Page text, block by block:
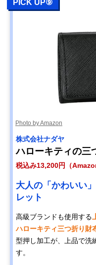
PICK UP⑨
Photo by Amazon
株式会社ナダヤ
ハローキティの三
税込み13,200円（
大人の「かわいい
レット
高級ブランドも使用する
ハローキティ三つ折り財
型押し加工が、上品で洗
す。